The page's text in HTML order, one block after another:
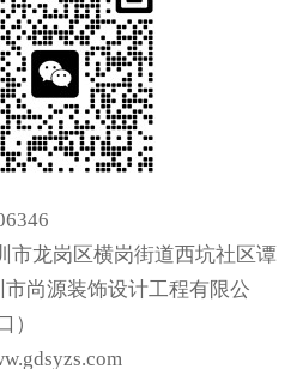
市龙岗区横岗街道西坑社区谭
尚源装饰设计工程有限公
）